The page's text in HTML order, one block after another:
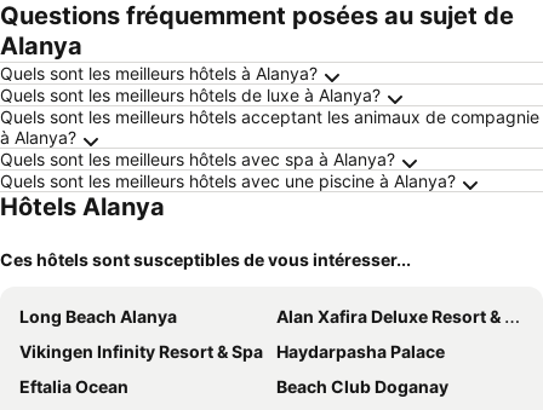
Questions fréquemment posées au sujet de
Alanya
Quels sont les meilleurs hôtels à Alanya?
Quels sont les meilleurs hôtels de luxe à Alanya?
Quels sont les meilleurs hôtels acceptant les animaux de compagnie
à Alanya?
Quels sont les meilleurs hôtels avec spa à Alanya?
Quels sont les meilleurs hôtels avec une piscine à Alanya?
Hôtels Alanya
Ces hôtels sont susceptibles de vous intéresser...
Long Beach Alanya
Alan Xafira Deluxe Resort & Spa-ULTRA ALL INCLUSIVE
Vikingen Infinity Resort & Spa
Haydarpasha Palace
Eftalia Ocean
Beach Club Doganay